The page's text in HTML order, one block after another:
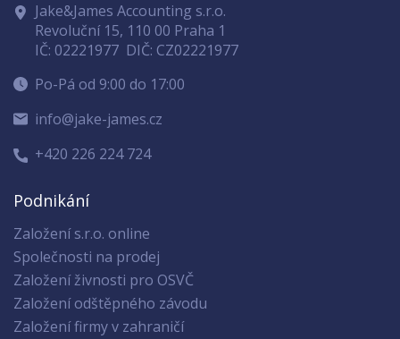
Jake&James Accounting s.r.o.
Revoluční 15, 110 00 Praha 1
IČ: 02221977 DIČ: CZ02221977
Po-Pá od 9:00 do 17:00
info@jake-james.cz
+420 226 224 724
Podnikání
Založení s.r.o. online
Společnosti na prodej
Založení živnosti pro OSVČ
Založení odštěpného závodu
Založení firmy v zahraničí